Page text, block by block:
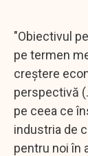
"Obiectivul
pe termen
creştere
perspectivă
pe ceea ce
industria de
pentru noi în